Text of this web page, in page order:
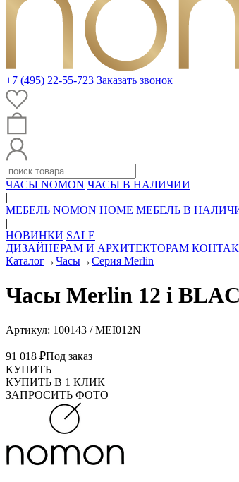
+7 (495) 22-55-723 Заказать звонок
ЧАСЫ NOMON ЧАСЫ В НАЛИЧИИ
|
МЕБЕЛЬ NOMON HOME МЕБЕЛЬ В
|
НОВИНКИ SALE
ДИЗАЙНЕРАМ И АРХИТЕКТОРАМ
Каталог→Часы→Серия Merlin
Часы Merlin 12 i
Артикул: 100143 / MEI012N
91 018 ₽Под заказ
КУПИТЬ
КУПИТЬ В 1 КЛИК
ЗАПРОСИТЬ ФОТО